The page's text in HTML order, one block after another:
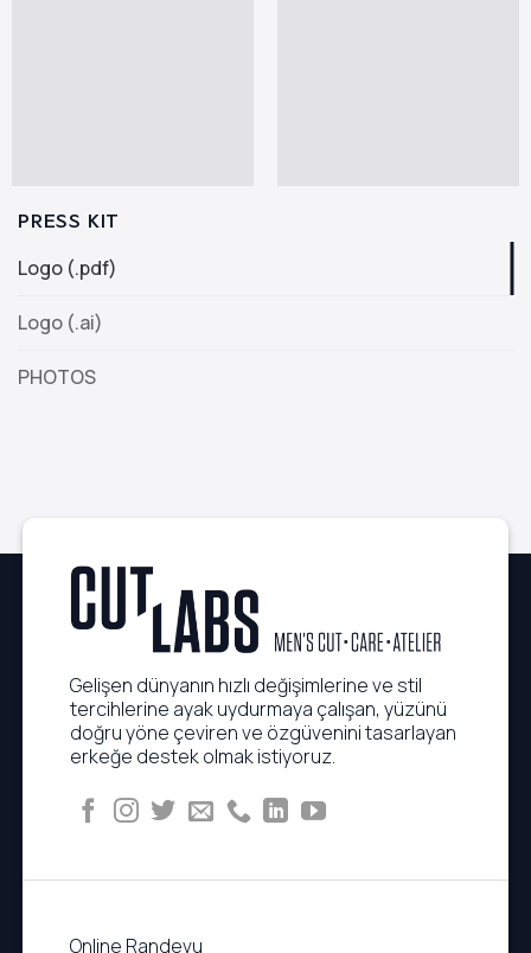
PRESS KIT
Logo (.pdf)
Logo (.ai)
PHOTOS
Gelişen dünyanın hızlı değişimlerine ve stil
tercihlerine ayak uydurmaya çalışan, yüzünü
doğru yöne çeviren ve özgüvenini tasarlayan
erkeğe destek olmak istiyoruz.
Online Randevu